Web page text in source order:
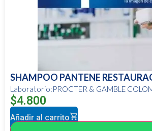
SHAMPOO PANTENE
Laboratorio:PROCTER & GAMBLE
$4.800
Añadir al carrito